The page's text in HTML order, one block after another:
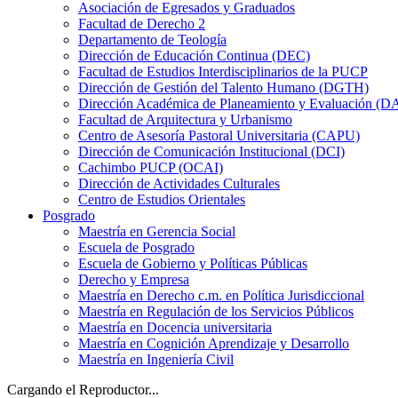
Asociación de Egresados y Graduados
Facultad de Derecho 2
Departamento de Teología
Dirección de Educación Continua (DEC)
Facultad de Estudios Interdisciplinarios de la PUCP
Dirección de Gestión del Talento Humano (DGTH)
Dirección Académica de Planeamiento y Evaluación
Facultad de Arquitectura y Urbanismo
Centro de Asesoría Pastoral Universitaria (CAPU)
Dirección de Comunicación Institucional (DCI)
Cachimbo PUCP (OCAI)
Dirección de Actividades Culturales
Centro de Estudios Orientales
Posgrado
Maestría en Gerencia Social
Escuela de Posgrado
Escuela de Gobierno y Políticas Públicas
Derecho y Empresa
Maestría en Derecho c.m. en Política Jurisdiccional
Maestría en Regulación de los Servicios Públicos
Maestría en Docencia universitaria
Maestría en Cognición Aprendizaje y Desarrollo
Maestría en Ingeniería Civil
Cargando el Reproductor...